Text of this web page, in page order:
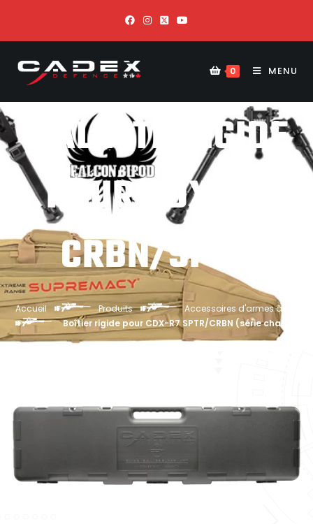
0 MENU
MALETTE RIGIDE
POUR CDX-R7
CRBN/SPTR
Accueil Produits
Accessoires d'armes à feu
Boîtier rigide pour CDX-R7 SPTR/CRBN (série chasse)